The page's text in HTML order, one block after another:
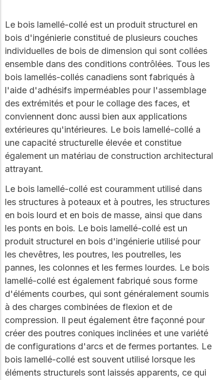
Outils de
conception
Outils et calculateurs
certifiés pour vous
aider à concevoir des
structures en bois
efficaces et durables
en toute confiance et
sécurité.
Apprentissage
en ligne
Développez votre
ateliers et des
formations sur la
construction en bois,
les normes et les
meilleures pratiques.
Réseau
d'innovation
dans le domaine
du bois
Connectez-vous avec
des professionnels et
explorez des idées de
pointe qui stimulent
l'innovation dans la
construction en bois et
la durabilité.
avec les dirigeants qui
fournissent la direction
gouvernance de notre
organisation.
Carrières
Explorez les offres
d'emploi actuelles et les
opportunités de
développement de
carrière au sein de notre
équipe multidisciplinaire.
Boiseries
Explorez le programme
WoodWorks et
connectez-vous pour
obtenir du support
technique, des conseils
d'experts et accéder à
des ressources pratiques
Le bois lamellé-collé est un produit structurel en
bois d'ingénierie constitué de plusieurs couches
individuelles de bois de dimension qui sont collées
ensemble dans des conditions contrôlées. Tous les
bois lamellés-collés canadiens sont fabriqués à
l'aide d'adhésifs imperméables pour l'assemblage
des extrémités et pour le collage des faces, et
conviennent donc aussi bien aux applications
extérieures qu'intérieures. Le bois lamellé-collé a
une capacité structurelle élevée et constitue
également un matériau de construction architectural
attrayant.
Le bois lamellé-collé est couramment utilisé dans
les structures à poteaux et à poutres, les structures
en bois lourd et en bois de masse, ainsi que dans
les ponts en bois. Le bois lamellé-collé est un
produit structurel en bois d'ingénierie utilisé pour
les chevêtres, les poutres, les poutrelles, les
pannes, les colonnes et les fermes lourdes. Le bois
lamellé-collé est également fabriqué sous forme
d'éléments courbes, qui sont généralement soumis
à des charges combinées de flexion et de
compression. Il peut également être façonné pour
créer des poutres coniques inclinées et une variété
de configurations d'arcs et de fermes portantes. Le
bois lamellé-collé est souvent utilisé lorsque les
éléments structurels sont laissés apparents, ce qui